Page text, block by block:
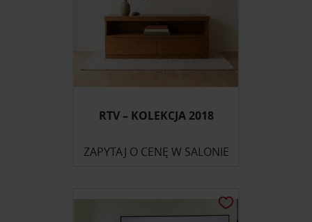
RTV – KOLEKCJA 2018
ZAPYTAJ O CENĘ W SALONIE